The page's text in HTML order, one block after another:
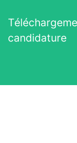
candidature